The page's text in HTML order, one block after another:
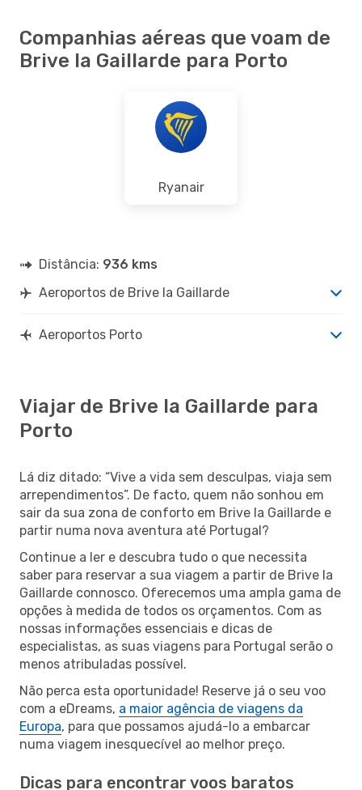
Companhias aéreas que voam de
Brive la Gaillarde para Porto
Ryanair
Distância: 936 kms
Aeroportos de Brive la Gaillarde
Aeroportos Porto
Viajar de Brive la Gaillarde para
Porto
Lá diz ditado: “Vive a vida sem desculpas, viaja sem
arrependimentos”. De facto, quem não sonhou em
sair da sua zona de conforto em Brive la Gaillarde e
partir numa nova aventura até Portugal?
Continue a ler e descubra tudo o que necessita
saber para reservar a sua viagem a partir de Brive la
Gaillarde connosco. Oferecemos uma ampla gama de
opções à medida de todos os orçamentos. Com as
nossas informações essenciais e dicas de
especialistas, as suas viagens para Portugal serão o
menos atribuladas possível.
Não perca esta oportunidade! Reserve já o seu voo
com a eDreams, a maior agência de viagens da
Europa, para que possamos ajudá-lo a embarcar
numa viagem inesquecível ao melhor preço.
Dicas para encontrar voos baratos